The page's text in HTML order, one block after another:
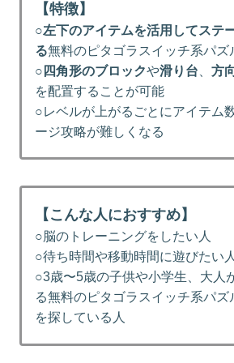
【特徴】
○左下のアイテムを活用してステ
る無料のピタゴラスイッチ系パズ
○ 四角形のブロックや滑り台 、方
を配置することが可能
○レベルが上がるごとにアイテム
ージ攻略が難しくなる
【こんな人におすすめ】
○脳のトレーニングをしたい人
○待ち時間や移動時間に遊びたい
○3歳〜5歳の子供や小学生、大人
る無料のピタゴラスイッチ系パズ
を探している人